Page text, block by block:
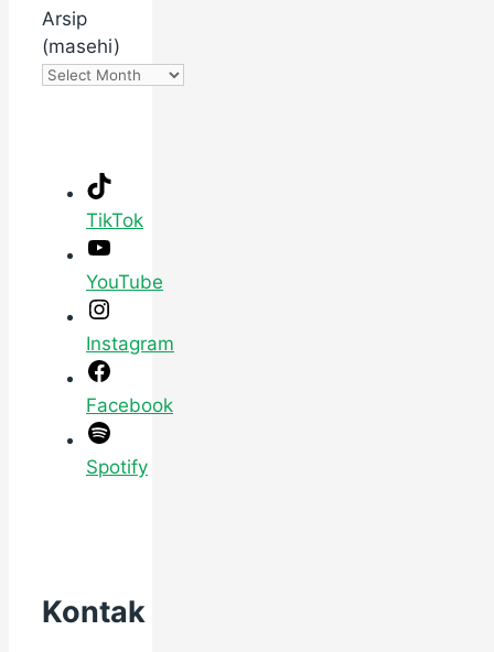
Arsip
(masehi)
TikTok
YouTube
Instagram
Facebook
Spotify
Kontak